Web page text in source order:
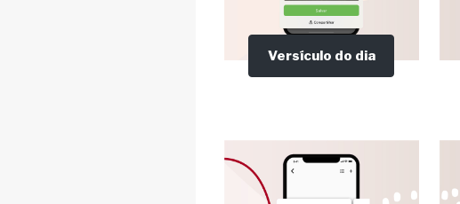
Versículo do dia